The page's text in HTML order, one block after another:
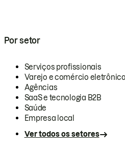
Por setor
Serviços profissionais
Varejo e comércio eletrônico
Agências
SaaS e tecnologia B2B
Saúde
Empresa local
Ver todos os setores